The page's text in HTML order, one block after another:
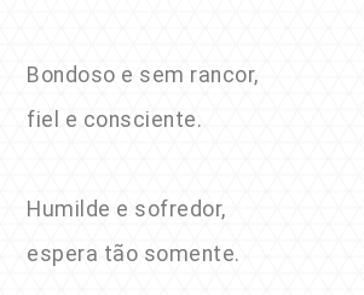
Bondoso e sem rancor,
fiel e consciente.
Humilde e sofredor,
espera tão somente.